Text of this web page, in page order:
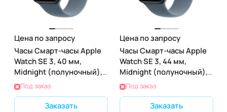
Цена по запросу
Часы Смарт-часы Apple
Watch SE 3, 40 мм,
Midnight (полуночный),
GPS + Cellular
Под заказ
Заказать
Цена по запросу
Часы Смарт-часы Apple
Watch SE 3, 44 мм,
Midnight (полуночный),
GPS + Cellular
Под заказ
Заказать